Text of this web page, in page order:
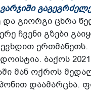
და გიორგი ცხრა
ჩვენი გზები
ბაქოს
მან ოქროს